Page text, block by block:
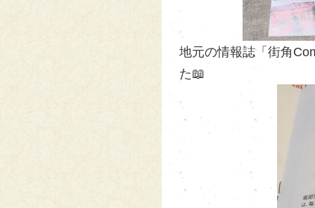
地元の情報誌「街角
た📖